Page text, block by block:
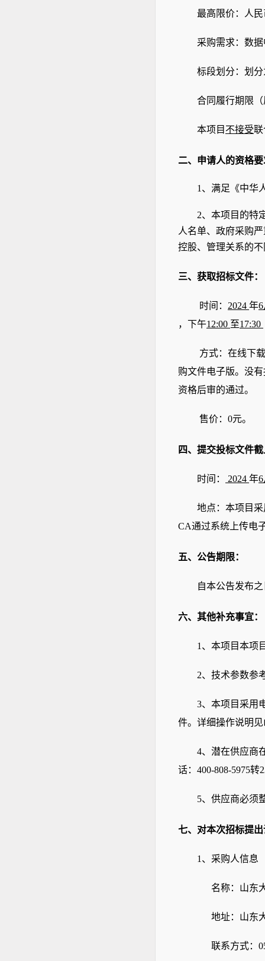
最高限价：人民
采购需求： 数
标段划分：划分
合同履行期限
本项目 不接受联
二、申请人的资格
1、满足《中华
2、本项目的特
人名单、政府采购
控股、管理关系的
三、获取招标文件：
时间： 2024 年6
，下午12:00 至17:30
方式：在线下
购文件电子版。 没
资格后审的通过。
售价： 0元。
四、提交投标文件截
时间： 2024 年6
地点：本项目
CA通过系统上传电
五、公告期限：
自本公告发布
六、其他补充事宜：
1、本项目本项
2、技术参数参
3、本项目采用
件。详细操作说明
4、潜在供应商
话：400-808-5975转
5、供应商必须
七、对本次招标提
1、采购人信息
名称：山东
地址：山东
联系方式：